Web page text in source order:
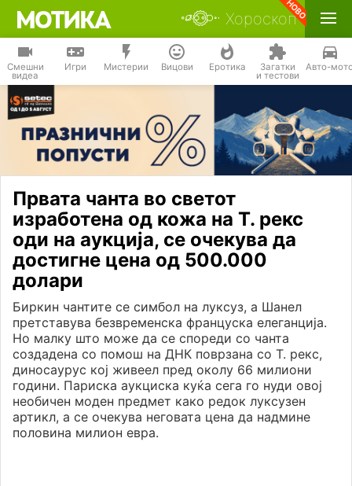
Хороскоп
Смешни
видеа
Игри Мистерии Вицови Еротика Загатки
и тестови
Авто-
Првата чанта во светот
изработена од кожа на Т. рекс
оди на аукција, се очекува да
достигне цена од 500.000
долари
Биркин чантите се симбол на луксуз, а Шанел
претставува безвременска француска елеганција.
Но малку што може да се спореди со чанта
создадена со помош на ДНК поврзана со Т. рекс,
диносаурус кој живеел пред околу 66 милиони
години. Париска аукциска куќа сега го нуди овој
необичен моден предмет како редок луксузен
артикл, а се очекува неговата цена да надмине
половина милион евра.